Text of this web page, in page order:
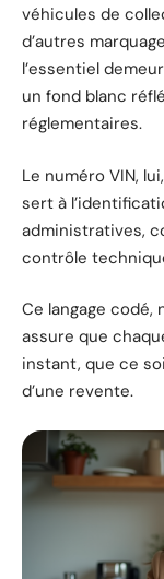
véhicules de
d’autres
l’essentiel
un fond blanc
réglementaires.
Le numéro VIN,
sert à
administratives,
contrôle
Ce langage codé,
assure que
instant, que ce
d’une revente.